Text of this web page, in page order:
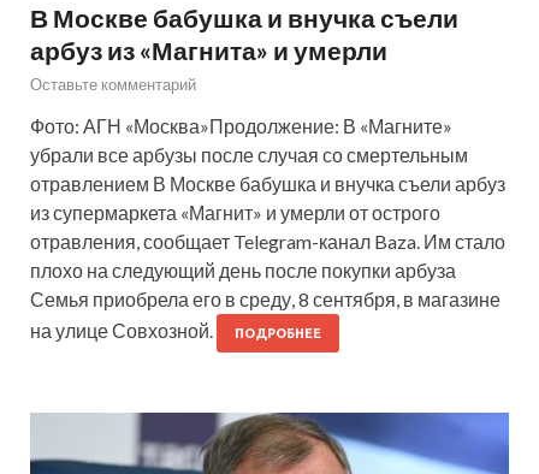
В Москве бабушка и внучка съели
арбуз из «Магнита» и умерли
Оставьте комментарий
Фото: АГН «Москва»Продолжение: В «Магните»
убрали все арбузы после случая со смертельным
отравлением В Москве бабушка и внучка съели арбуз
из супермаркета «Магнит» и умерли от острого
отравления, сообщает Telegram-канал Baza. Им стало
плохо на следующий день после покупки арбуза
Семья приобрела его в среду, 8 сентября, в магазине
на улице Совхозной.
ПОДРОБНЕЕ